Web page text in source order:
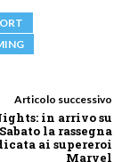
Articolo successivo
in arrivo su
la rassegna
ai supereroi
Marvel